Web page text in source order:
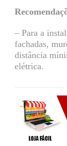
– Para a
fachadas,
distância
elétrica.